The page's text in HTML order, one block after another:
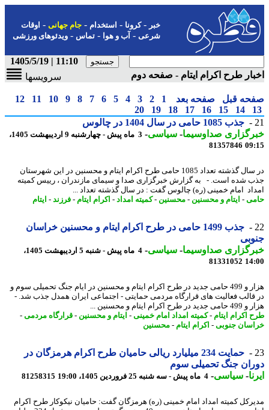
-کرونا-استخدام- جام جهانی-اوقات
شرعی-آب و هوا-تماس-ویدئوهای ورزشی
11:10 | 1405/5/19
طرح اکرام ایتام - صفحه دوم
سرویسها
قبل صفحه بعد 1
2
3
4
5
6
7
8
9
10
11
12
14
15
16
17
18
19
20
جذب 1085 حامی در سال 1404 در چالوس
صداوسیما-سیاسی-
3 ماه پیش - چهارشنبه 9 اردیبهشت 1405،
81357846
در سال گذشته تعداد 1085 حامی طرح اکرام ایتام و محسنین در این شهرستان
شده است. - به گزارش خبرگزاری صدا و سیمای مازندران ، رییس کمیته
امام خمینی (ره) چالوس گفت : در سال گذشته تعداد ...
-ایتام و محسنین-محسنین-کمیته امداد -اکرام ایتام -فرزند- ایتام
جذب 1499 حامی در طرح اکرام ایتام و محسنین خراسان
صداوسیما-سیاسی-
4 ماه پیش - شنبه 5 اردیبهشت 1405،
81331052
هزار و 499 حامی جدید در طرح اکرام ایتام و محسنین در ایام جنگ تحمیلی سوم و
فعالیت های قرارگاه مردمی حمایتی - اجتماعی ایران همدل جذب شد. -
اکرام ایتام و محسنین ...
اکرام ایتام
-کمیته امداد امام خمینی-ایتام و محسنین-قرارگاه مردمی -
جنوبی-اکرام ایتام -محسنین
حمایت 234 میلیارد ریالی حامیان طرح اکرام هرمزگان در
جنگ تحمیلی سوم
-سیاسی-4 ماه پیش - سه شنبه 25 فروردین 1405، 19:00 81258315
کمیته امداد امام خمینی (ره) هرمزگان گفت: حامیان نیکوکار طرح اکرام